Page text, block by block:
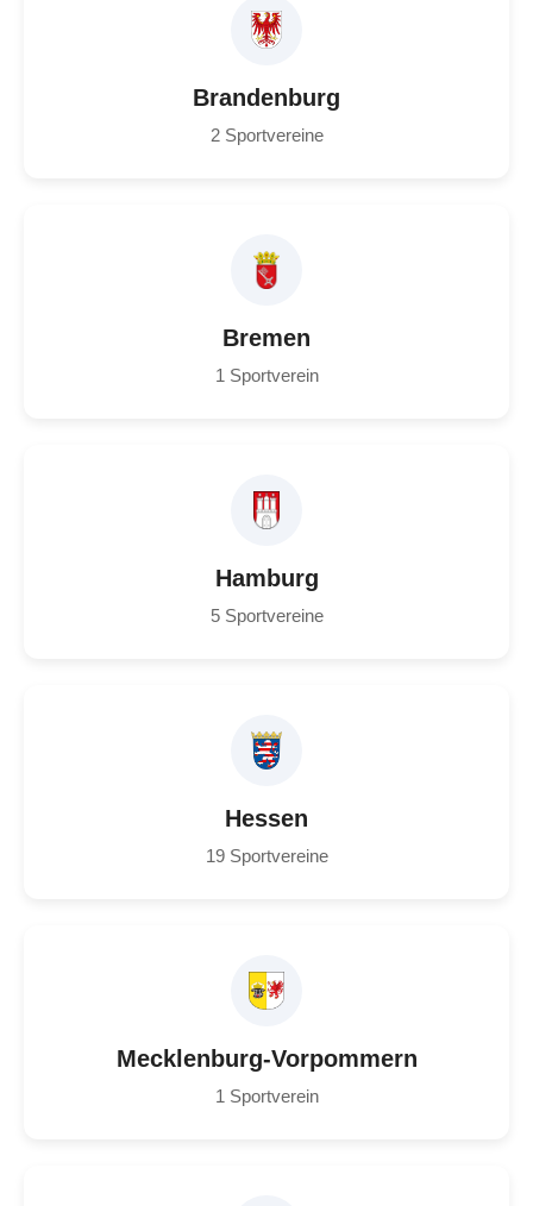
Brandenburg
2 Sportvereine
Bremen
1 Sportverein
Hamburg
5 Sportvereine
Hessen
19 Sportvereine
Mecklenburg-Vorpommern
1 Sportverein